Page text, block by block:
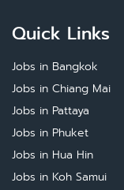
Quick Links
Jobs in Bangkok
Jobs in Chiang Mai
Jobs in Pattaya
Jobs in Phuket
Jobs in Hua Hin
Jobs in Koh Samui